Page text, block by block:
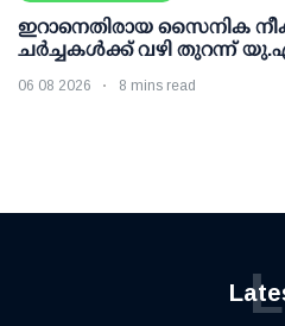
ഇറാനെതിരായ സൈനിക
ചര്‍ച്ചകള്‍ക്ക് വഴി തുറന്ന്
06 08 2026 8 mins read
L